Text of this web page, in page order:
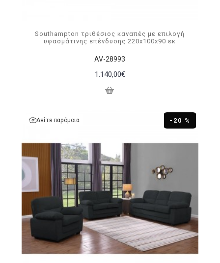
AV-28993
Southampton τριθέσιος καναπές με επιλογή
υφασμάτινης επένδυσης 220x100x90 εκ
1.140,00€
-20 %
Δείτε παρόμοια